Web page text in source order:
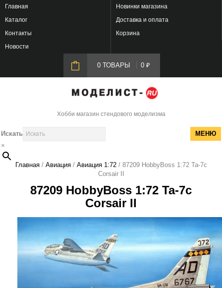
Главная
Новинки магазина
Каталог
Доставка и оплата
Контакты
Корзина
Новости
0 ТОВАРЫ 0 ₽
Хобби магазин стендового моделизма
МЕНЮ
Искать
×
Главная/ Авиация/ Авиация 1:72/ 87209 HobbyBoss 1:72 Ta-7c
Corsair II
87209 HobbyBoss 1:72 Ta-7c
Corsair II